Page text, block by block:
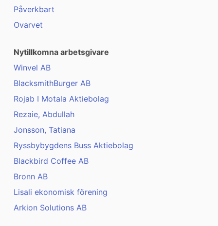
Påverkbart
Ovarvet
Nytillkomna arbetsgivare
Winvel AB
BlacksmithBurger AB
Rojab I Motala Aktiebolag
Rezaie, Abdullah
Jonsson, Tatiana
Ryssbybygdens Buss Aktiebolag
Blackbird Coffee AB
Bronn AB
Lisali ekonomisk förening
Arkion Solutions AB